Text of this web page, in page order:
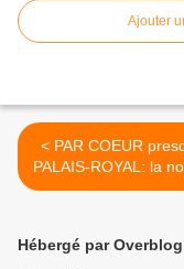
Ajouter
< PAR COEUR presqu'au
PALAIS-ROYAL: la
garde se
Hébergé par Overblog